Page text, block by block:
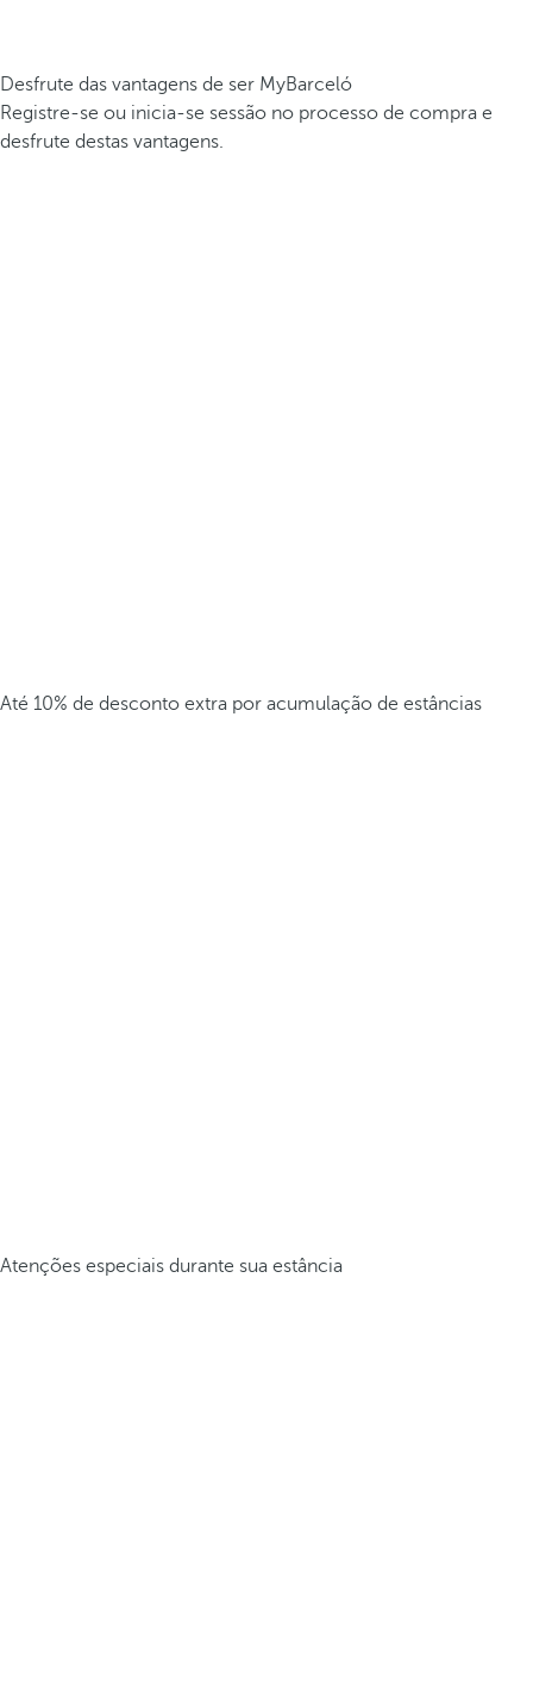
Desfrute das vantagens de ser MyBarceló
Registre-se ou inicia-se sessão no processo de compra e
desfrute destas vantagens.
Até 10% de desconto extra por acumulação de estâncias
Atenções especiais durante sua estância